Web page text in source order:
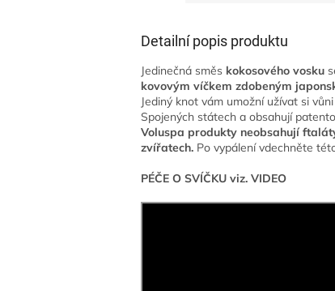
Detailní popis produktu
Jedinečná směs kokosového vosku
kovovým víčkem zdobeným
Jediný knot vám umožní užívat si
Spojených státech a obsahují
Voluspa produkty neobsahují
zvířatech. Po vypálení vdechněte
PÉČE O SVÍČKU viz. VIDEO